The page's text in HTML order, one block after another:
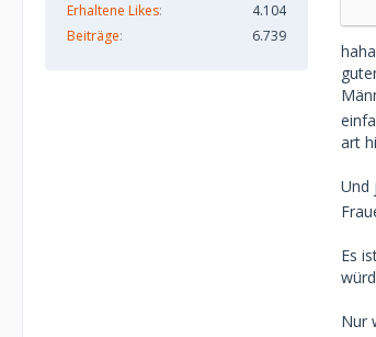
Erhaltene Likes
4.104
Beiträge
6.739
art
Und
Es
Nur